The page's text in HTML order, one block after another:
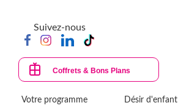
contenu
principal
Suivez-nous
Coffrets & Bons Plans
Votre programme Désir d'enfant